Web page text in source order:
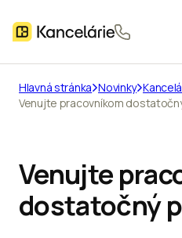
Hlavná stránka Novinky
Venujte pracovníkom
Venujte
dostatočný